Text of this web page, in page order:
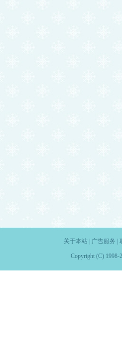
关于本站| 广告服务
Copyright (C) 1998-